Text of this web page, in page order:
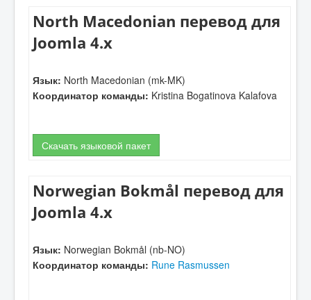
North Macedonian перевод для
Joomla 4.x
Язык: North Macedonian (mk-MK)
Координатор команды: Kristina Bogatinova Kalafova
Скачать языковой пакет
Norwegian Bokmål перевод для
Joomla 4.x
Язык: Norwegian Bokmål (nb-NO)
Координатор команды: Rune Rasmussen